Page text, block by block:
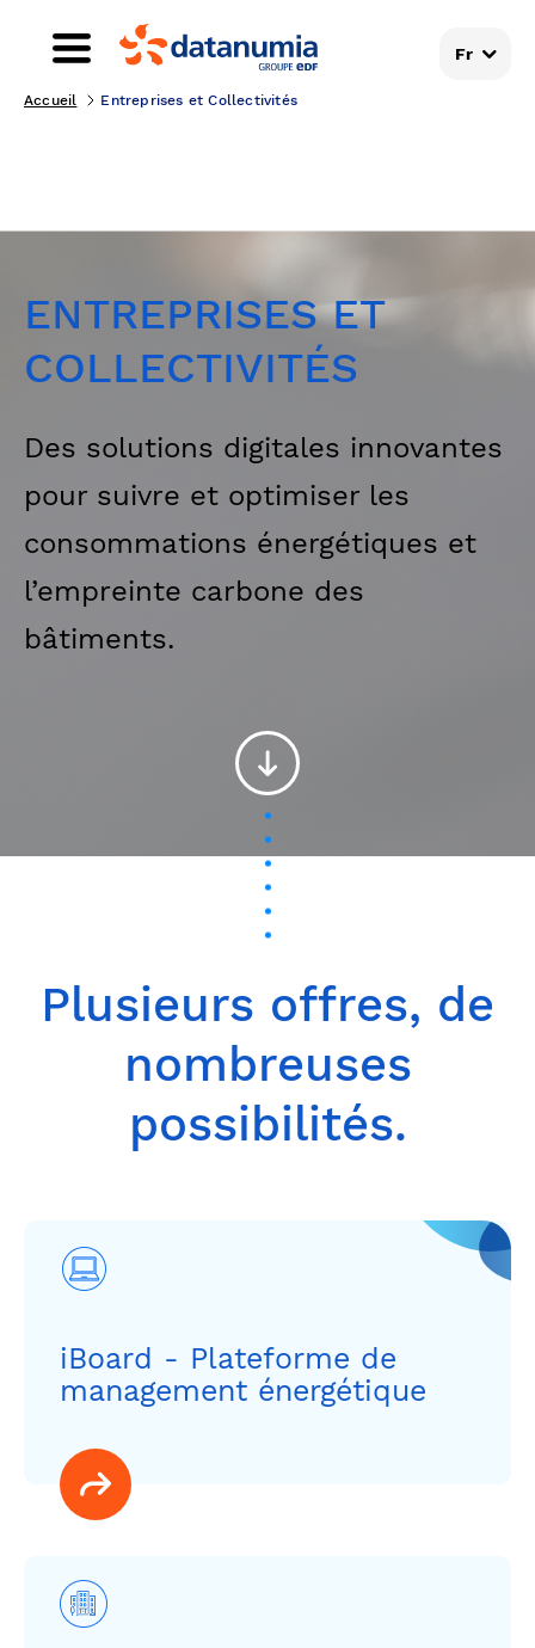
Fr
Accueil Entreprises et Collectivités
ENTREPRISES ET
COLLECTIVITÉS
Des solutions digitales innovantes
pour suivre et optimiser les
consommations énergétiques et
l’empreinte carbone des
bâtiments.
Plusieurs offres, de
nombreuses
possibilités.
iBoard - Plateforme de
management énergétique